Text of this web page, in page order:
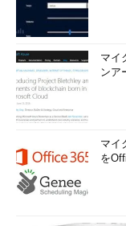
マイ
ンア
マイ
を